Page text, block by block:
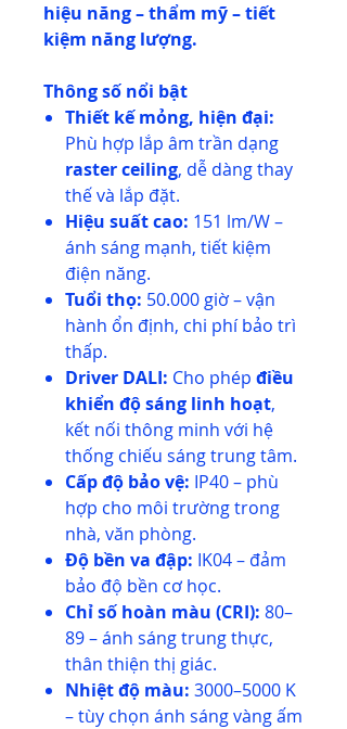
hiệu năng – thẩm mỹ – tiết
kiệm năng lượng.
Thông số nổi bật
Thiết kế mỏng, hiện đại:
Phù hợp lắp âm trần dạng
raster ceiling, dễ dàng thay
thế và lắp đặt.
Hiệu suất cao: 151 lm/W –
ánh sáng mạnh, tiết kiệm
điện năng.
Tuổi thọ: 50.000 giờ – vận
hành ổn định, chi phí bảo trì
thấp.
Driver DALI: Cho phép điều
khiển độ sáng linh hoạt,
kết nối thông minh với hệ
thống chiếu sáng trung tâm.
Cấp độ bảo vệ: IP40 – phù
hợp cho môi trường trong
nhà, văn phòng.
Độ bền va đập: IK04 – đảm
bảo độ bền cơ học.
Chỉ số hoàn màu (CRI): 80–
89 – ánh sáng trung thực,
thân thiện thị giác.
Nhiệt độ màu: 3000–5000 K
– tùy chọn ánh sáng vàng ấm